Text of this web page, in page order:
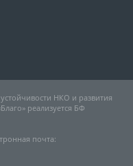
НКО и развития
реализуется БФ
почта: